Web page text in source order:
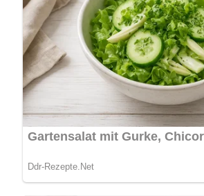
warm halten. Mehl und Sahne
die Karpfenstücke mit der Soße
Nach: Budapester Spieße und Wiener Backhendl,
Abonniere jetzt unseren